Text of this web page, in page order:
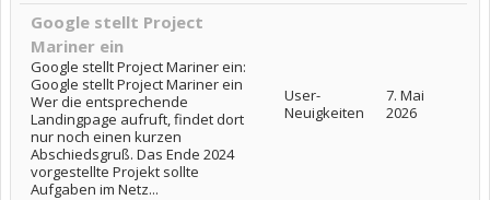
Google stellt Project
Mariner ein
Google stellt Project Mariner ein:
Google stellt Project Mariner ein
Wer die entsprechende
Landingpage aufruft, findet dort
nur noch einen kurzen
Abschiedsgruß. Das Ende 2024
vorgestellte Projekt sollte
Aufgaben im Netz...
User-
Neuigkeiten
7. Mai
2026